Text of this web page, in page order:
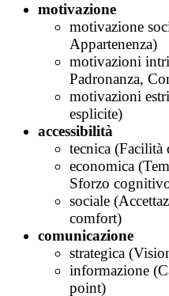
motivazione
motivazione
Appartenenza)
motivazioni
Padronanza,
motivazioni
esplicite)
accessibilità
tecnica
economica
Sforzo
sociale
comfort)
comunicazione
strategica
informazione
point)